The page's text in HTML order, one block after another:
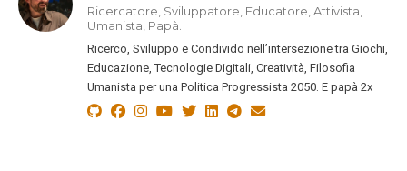
Ricercatore, Sviluppatore, Educatore, Attivista,
Umanista, Papà.
Ricerco, Sviluppo e Condivido nell’intersezione tra Giochi,
Educazione, Tecnologie Digitali, Creatività, Filosofia
Umanista per una Politica Progressista 2050. E papà 2x